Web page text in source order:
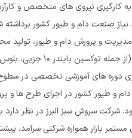
کارگیری نیروی های متخصص و
صنعت دام و طیور کشور برداشته
مدیریت و پرورش دام و طیور،
دوره های آموزشی تخصصی در
و طیور کشور در اجرای طرح ها و
شرکت سروش سبز البرز در نظر
بازار همواره شرکتی سرآمد،